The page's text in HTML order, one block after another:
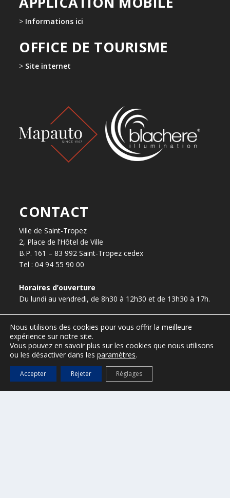
> Informations ici
OFFICE DE TOURISME
> Site internet
CONTACT
Ville de Saint-Tropez
2, Place de l’Hôtel de Ville
B.P. 161 – 83 992 Saint-Tropez cedex
Tel : 04 94 55 90 00
Horaires d’ouverture
Du lundi au vendredi, de 8h30 à 12h30 et de 13h30 à 17h.
presse@ville-sainttropez.fr
04 94 55 90 59 / 04 94 55 90 56
Nous utilisons des cookies pour vous offrir la meilleure
expérience sur notre site.
Vous pouvez en savoir plus sur les cookies que nous utilisons
ou les désactiver dans les paramètres.
Accepter Rejeter Réglages